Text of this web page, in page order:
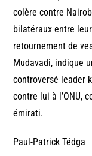
colère contre
bilatéraux entre
retournement de
Mudavadi, indique
controversé leader
contre lui à l’ONU,
émirati.
Paul-Patrick Tédga